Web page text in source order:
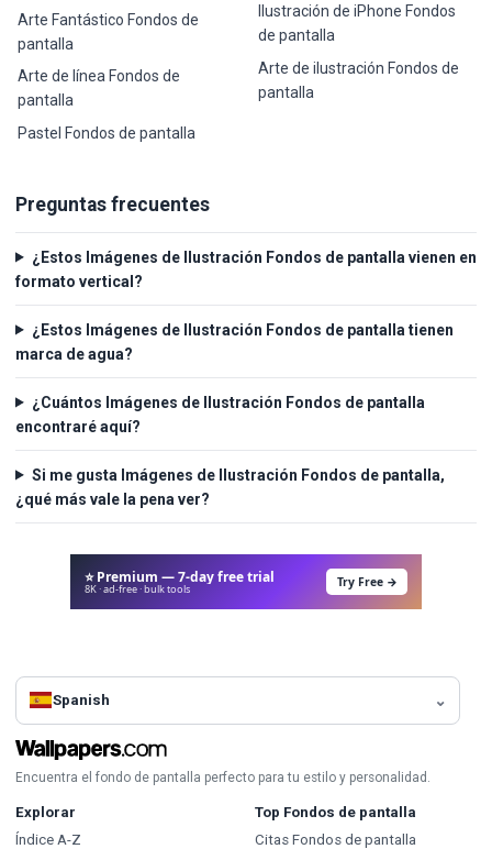
Arte Fantástico Fondos de
pantalla
Arte de línea Fondos de
pantalla
Pastel Fondos de pantalla
Ilustración de iPhone Fondos
de pantalla
Arte de ilustración Fondos de
pantalla
Preguntas frecuentes
¿Estos Imágenes de Ilustración Fondos de pantalla vienen en
formato vertical?
¿Estos Imágenes de Ilustración Fondos de pantalla tienen
marca de agua?
¿Cuántos Imágenes de Ilustración Fondos de pantalla
encontraré aquí?
Si me gusta Imágenes de Ilustración Fondos de pantalla,
¿qué más vale la pena ver?
⭐ Premium — 7-day free trial
8K · ad-free · bulk tools Try Free →
Spanish
Encuentra el fondo de pantalla perfecto para tu estilo y personalidad.
Explorar
Índice A-Z
Top Fondos de pantalla
Citas Fondos de pantalla